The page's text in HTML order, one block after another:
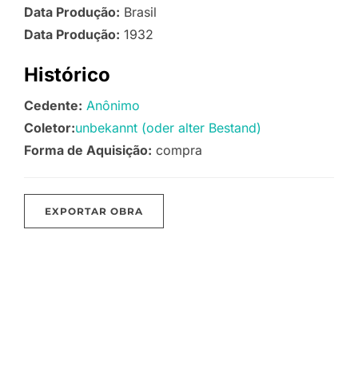
Data Produção: Brasil
Data Produção: 1932
Histórico
Cedente: Anônimo
Coletor:unbekannt (oder alter Bestand)
Forma de Aquisição: compra
EXPORTAR OBRA